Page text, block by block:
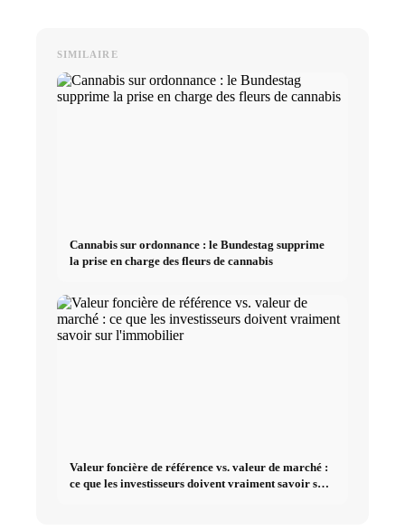
SIMILAIRE
Cannabis sur ordonnance : le Bundestag supprime
la prise en charge des fleurs de cannabis
Valeur foncière de référence vs. valeur de marché :
ce que les investisseurs doivent vraiment savoir sur